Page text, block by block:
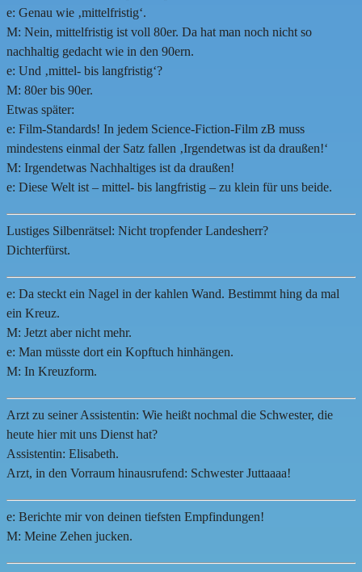
e: Genau wie ‚mittelfristig‘.
M: Nein, mittelfristig ist voll 80er. Da hat man noch nicht so
nachhaltig gedacht wie in den 90ern.
e: Und ‚mittel- bis langfristig‘?
M: 80er bis 90er.
Etwas später:
e: Film-Standards! In jedem Science-Fiction-Film zB muss
mindestens einmal der Satz fallen ‚Irgendetwas ist da draußen!‘
M: Irgendetwas Nachhaltiges ist da draußen!
e: Diese Welt ist – mittel- bis langfristig – zu klein für uns beide.
Lustiges Silbenrätsel: Nicht tropfender Landesherr?
Dichterfürst.
e: Da steckt ein Nagel in der kahlen Wand. Bestimmt hing da mal
ein Kreuz.
M: Jetzt aber nicht mehr.
e: Man müsste dort ein Kopftuch hinhängen.
M: In Kreuzform.
Arzt zu seiner Assistentin: Wie heißt nochmal die Schwester, die
heute hier mit uns Dienst hat?
Assistentin: Elisabeth.
Arzt, in den Vorraum hinausrufend: Schwester Juttaaaa!
e: Berichte mir von deinen tiefsten Empfindungen!
M: Meine Zehen jucken.